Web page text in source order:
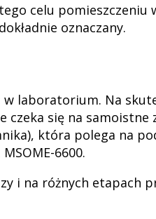
celu pomieszczeniu
oznaczany.
laboratorium. Na
się na
która polega na
6600.
i na różnych etapach